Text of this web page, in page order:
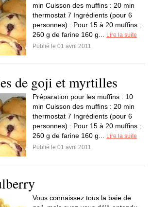
min Cuisson des muffins : 20 min
thermostat 7 Ingrédients (pour 6
personnes) : Pour 15 à 20 muffins :
260 g de farine 160 g...
Lire la suite
Publié le 01 avril 2011
de goji et myrtilles
Préparation pour les muffins : 10
min Cuisson des muffins : 20 min
thermostat 7 Ingrédients (pour 6
personnes) : Pour 15 à 20 muffins :
260 g de farine 160 g...
Lire la suite
Publié le 01 avril 2011
Vous connaissez tous la baie de